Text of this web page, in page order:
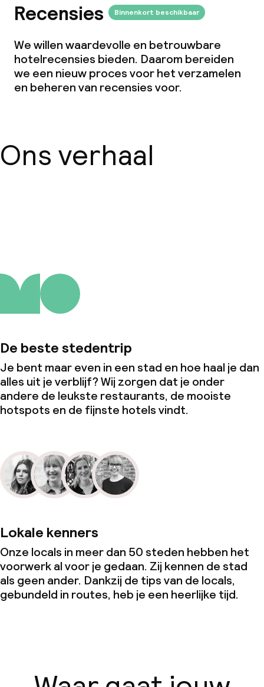
Recensies Binnenkort beschikbaar
We willen waardevolle en betrouwbare
hotelrecensies bieden. Daarom bereiden
we een nieuw proces voor het verzamelen
en beheren van recensies voor.
Ons verhaal
De beste stedentrip
Je bent maar even in een stad en hoe haal je dan
alles uit je verblijf? Wij zorgen dat je onder
andere de leukste restaurants, de mooiste
hotspots en de fijnste hotels vindt.
Lokale kenners
Onze locals in meer dan 50 steden hebben het
voorwerk al voor je gedaan. Zij kennen de stad
als geen ander. Dankzij de tips van de locals,
gebundeld in routes, heb je een heerlijke tijd.